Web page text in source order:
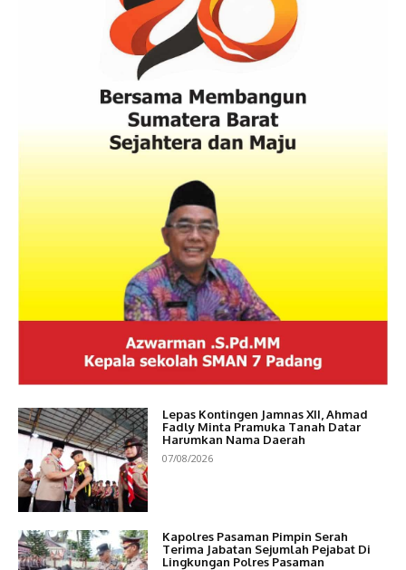
Lepas Kontingen Jamnas XII, Ahmad
Fadly Minta Pramuka Tanah Datar
Harumkan Nama Daerah
07/08/2026
Kapolres Pasaman Pimpin Serah
Terima Jabatan Sejumlah Pejabat Di
Lingkungan Polres Pasaman